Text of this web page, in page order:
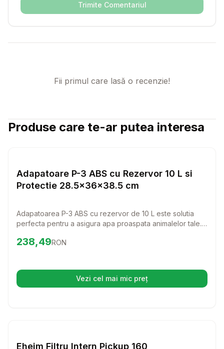
Trimite Comentariul
Fii primul care lasă o recenzie!
Produse care te-ar putea interesa
Diverse
Adapatoare P-3 ABS cu Rezervor 10 L si
Protectie 28.5x36x38.5 cm
Adapatoarea P-3 ABS cu rezervor de 10 L este solutia
perfecta pentru a asigura apa proaspata animalelor tale.
adapatoare permite accesul usor si constant la apa
Preț: 238.49 RON
238,49RON
Vezi cel mai mic preț(se deschide într-o filă nouă)
Eheim Filtru Intern Pickup 160